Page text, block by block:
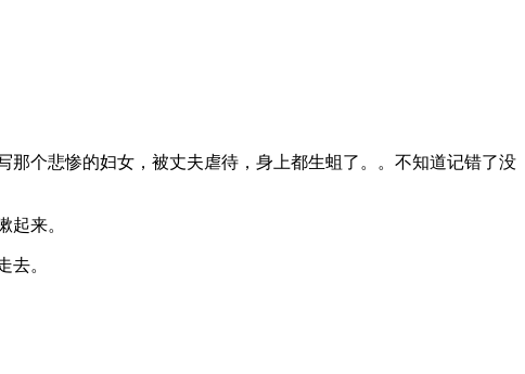
个悲惨的妇女，被丈夫虐待，身上都生蛆了。。不知道记错了没
起来。
。